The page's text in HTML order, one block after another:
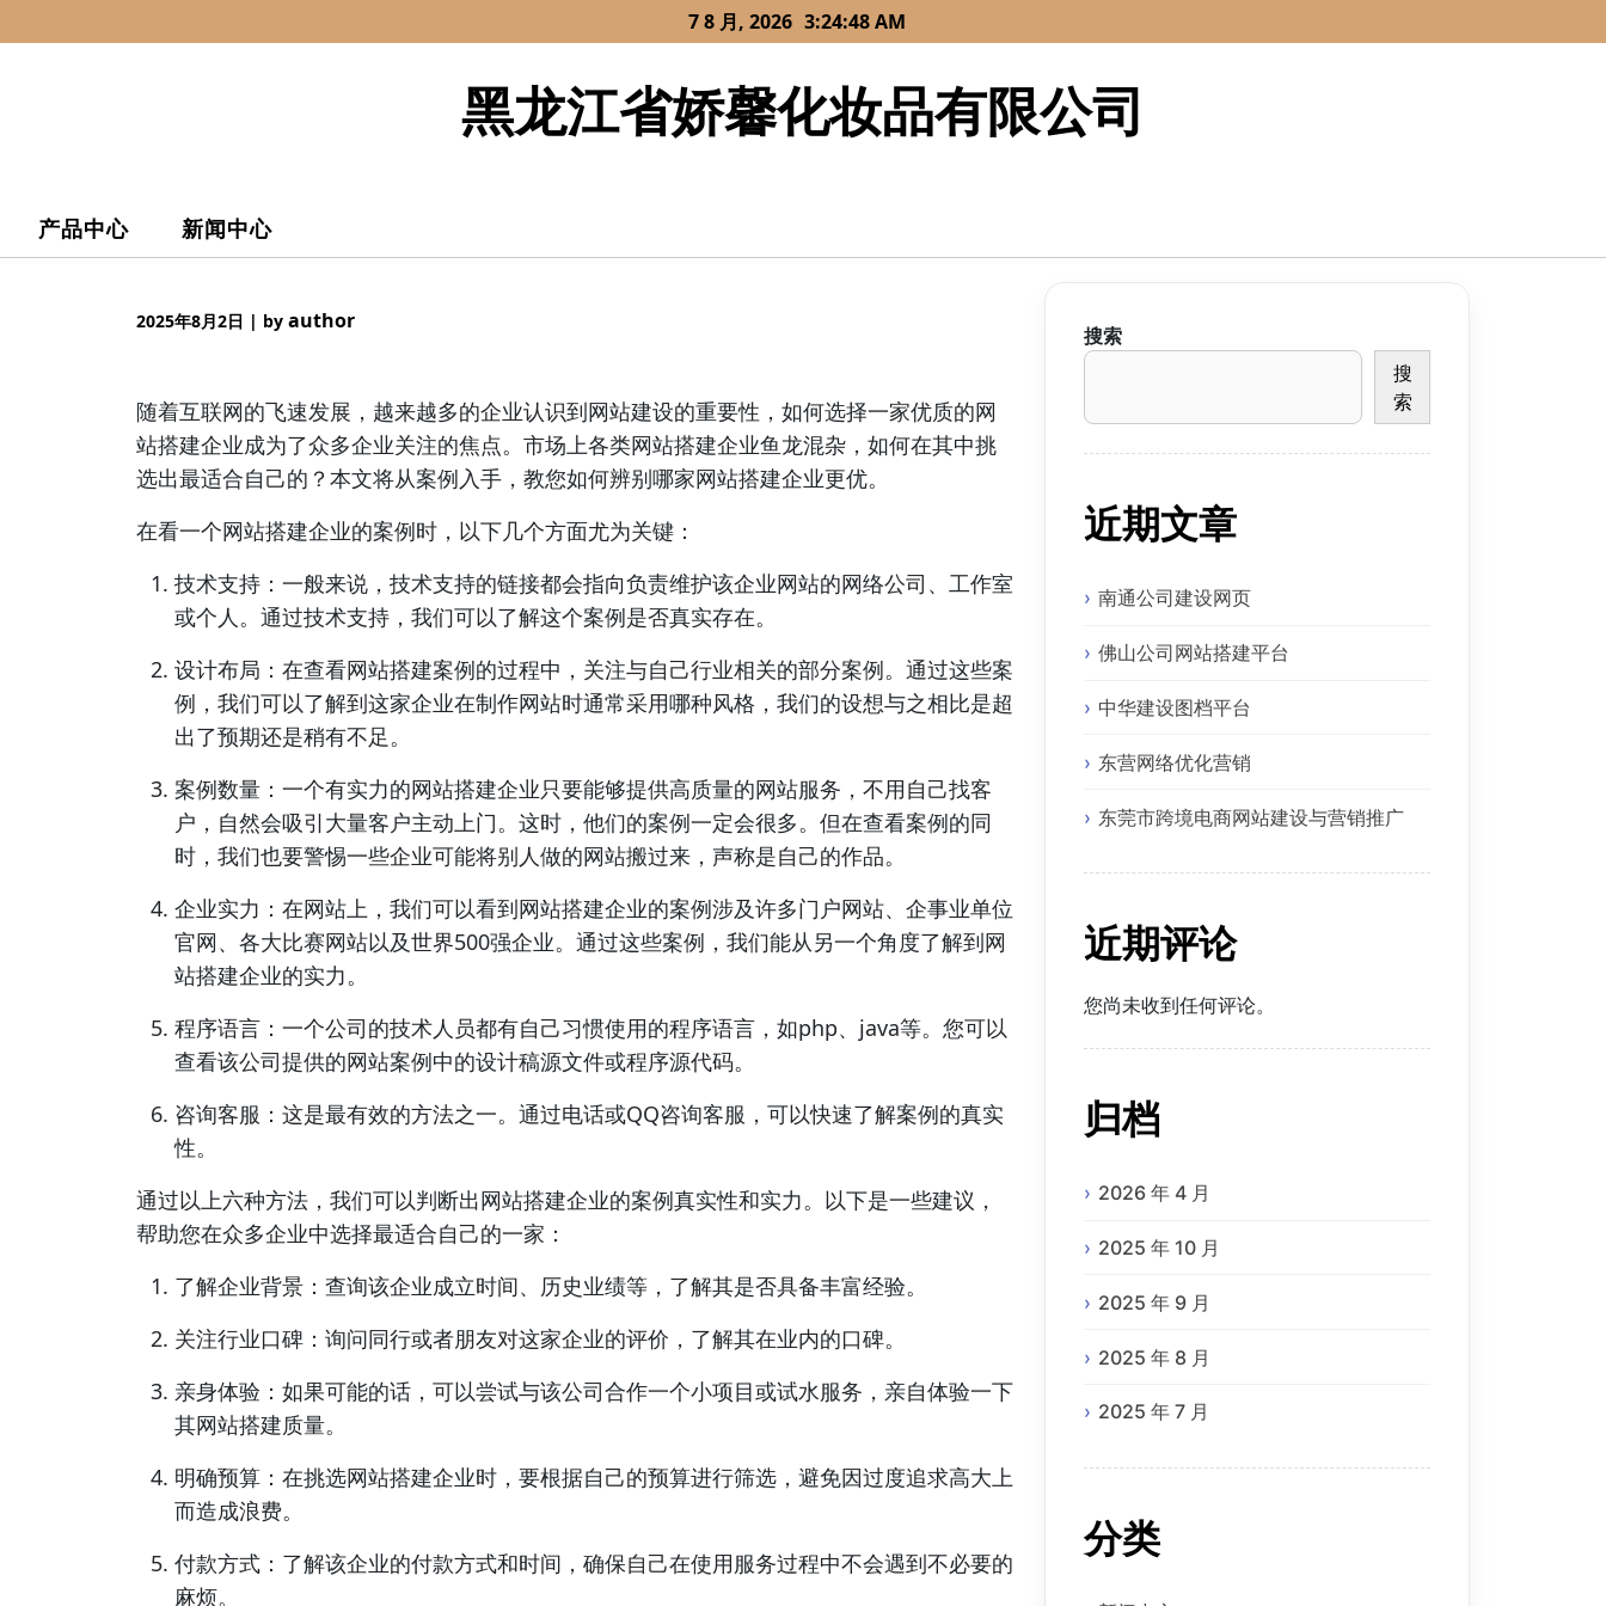
to
7 8 月, 2026 3:24:48 AM
黑龙江省娇馨化妆品有限公司
产品中心 新闻中心
2025年8月2日 | by author
随着互联网的飞速发展，越来越多的企业认识到网站建设的重要性，如何选择一家优质的网
站搭建企业成为了众多企业关注的焦点。市场上各类网站搭建企业鱼龙混杂，如何在其中挑
选出最适合自己的？本文将从案例入手，教您如何辨别哪家网站搭建企业更优。
在看一个网站搭建企业的案例时，以下几个方面尤为关键：
技术支持：一般来说，技术支持的链接都会指向负责维护该企业网站的网络公司、工作室
或个人。通过技术支持，我们可以了解这个案例是否真实存在。
设计布局：在查看网站搭建案例的过程中，关注与自己行业相关的部分案例。通过这些案
例，我们可以了解到这家企业在制作网站时通常采用哪种风格，我们的设想与之相比是超
出了预期还是稍有不足。
案例数量：一个有实力的网站搭建企业只要能够提供高质量的网站服务，不用自己找客
户，自然会吸引大量客户主动上门。这时，他们的案例一定会很多。但在查看案例的同
时，我们也要警惕一些企业可能将别人做的网站搬过来，声称是自己的作品。
企业实力：在网站上，我们可以看到网站搭建企业的案例涉及许多门户网站、企事业单位
官网、各大比赛网站以及世界500强企业。通过这些案例，我们能从另一个角度了解到网
站搭建企业的实力。
程序语言：一个公司的技术人员都有自己习惯使用的程序语言，如php、java等。您可以
查看该公司提供的网站案例中的设计稿源文件或程序源代码。
咨询客服：这是最有效的方法之一。通过电话或QQ咨询客服，可以快速了解案例的真实
性。
通过以上六种方法，我们可以判断出网站搭建企业的案例真实性和实力。以下是一些建议，
帮助您在众多企业中选择最适合自己的一家：
了解企业背景：查询该企业成立时间、历史业绩等，了解其是否具备丰富经验。
关注行业口碑：询问同行或者朋友对这家企业的评价，了解其在业内的口碑。
亲身体验：如果可能的话，可以尝试与该公司合作一个小项目或试水服务，亲自体验一下
其网站搭建质量。
明确预算：在挑选网站搭建企业时，要根据自己的预算进行筛选，避免因过度追求高大上
而造成浪费。
付款方式：了解该企业的付款方式和时间，确保自己在使用服务过程中不会遇到不必要的
麻烦。
搜索
搜
索
近期文章
南通公司建设网页
佛山公司网站搭建平台
中华建设图档平台
东营网络优化营销
东莞市跨境电商网站建设与营销推广
近期评论
您尚未收到任何评论。
归档
2026 年 4 月
2025 年 10 月
2025 年 9 月
2025 年 8 月
2025 年 7 月
分类